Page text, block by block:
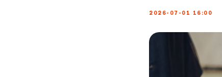
2026-07-01 16:00